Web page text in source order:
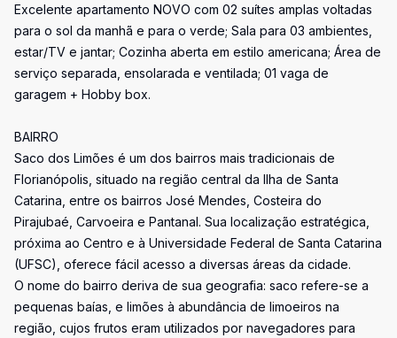
Excelente apartamento NOVO com 02 suítes amplas voltadas
para o sol da manhã e para o verde; Sala para 03 ambientes,
estar/TV e jantar; Cozinha aberta em estilo americana; Área de
serviço separada, ensolarada e ventilada; 01 vaga de
garagem + Hobby box.
BAIRRO
Saco dos Limões é um dos bairros mais tradicionais de
Florianópolis, situado na região central da Ilha de Santa
Catarina, entre os bairros José Mendes, Costeira do
Pirajubaé, Carvoeira e Pantanal. Sua localização estratégica,
próxima ao Centro e à Universidade Federal de Santa Catarina
(UFSC), oferece fácil acesso a diversas áreas da cidade.
O nome do bairro deriva de sua geografia: saco refere-se a
pequenas baías, e limões à abundância de limoeiros na
região, cujos frutos eram utilizados por navegadores para